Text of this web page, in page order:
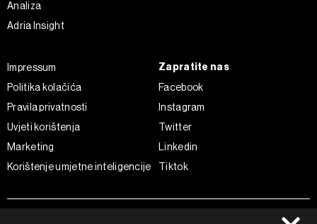
Analiza
Adria Insight
Impressum
Politika kolačića
Pravila privatnosti
Uvjeti korištenja
Marketing
Korištenje umjetne inteligencije
Zapratite nas
Facebook
Instagram
Twitter
Linkedin
Tiktok
©2022 - 2026 Bloomberg L.P. All Rights Reserved. BLOOMBERG and